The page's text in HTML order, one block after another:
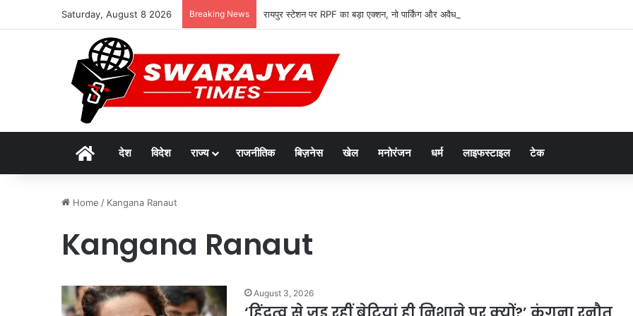
Saturday, August 8 2026 Breaking News रायपुर स्टेशन पर RPF का बड़ा एक्शन, नो पार्किंग और अवैध वेंडरों पर कार्रवाई; 3800 लोग पकड़े गए
Homeदेश विदेश राज्य राजनीतिक बिज़नेस खेल मनोरंजन धर्म लाइफस्टाइल टेक
Home / Kangana Ranaut
Kangana Ranaut
August 3, 2026